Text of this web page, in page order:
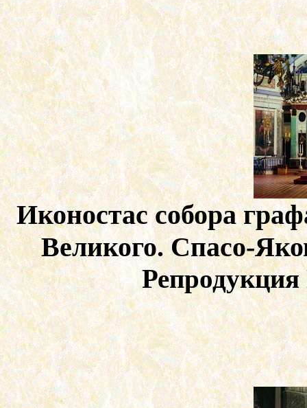
Иконостас собора
Великого. Спасо-